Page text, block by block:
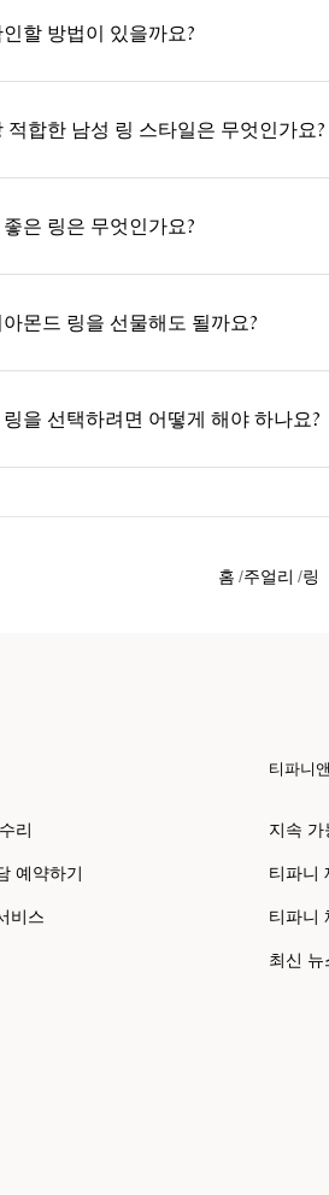
할 방법이 있을까요?
합한 남성 링 스타일은 무엇인가요?
은 링은 무엇인가요?
몬드 링을 선물해도 될까요?
을 선택하려면 어떻게 해야 하나요?
홈 주얼리 링
리
예약하기
비스
티파니
지속 가
티파니
티파니
최신 뉴